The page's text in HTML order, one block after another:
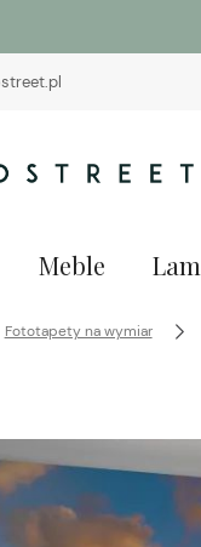
Meble
Fototapety na wymiar